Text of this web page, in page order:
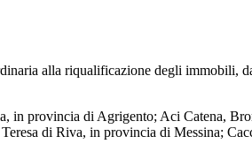
alla riqualificazione degli immobili,
in provincia di Agrigento; Aci Catena,
di Riva, in provincia di Messina;